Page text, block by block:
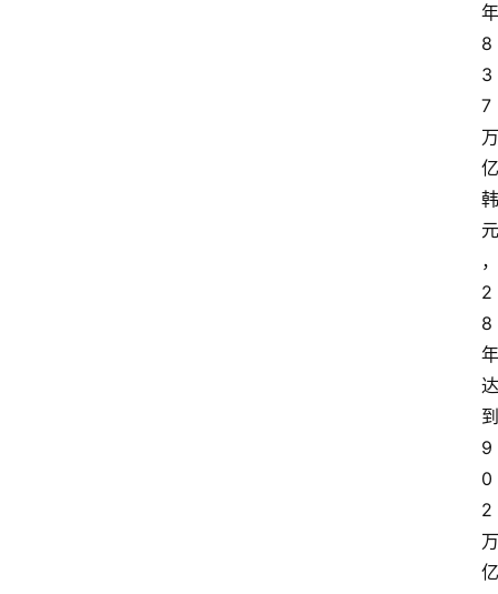
年
8
3
7
万
亿
韩
元
，
2
8
年
达
到
9
0
2
万
亿